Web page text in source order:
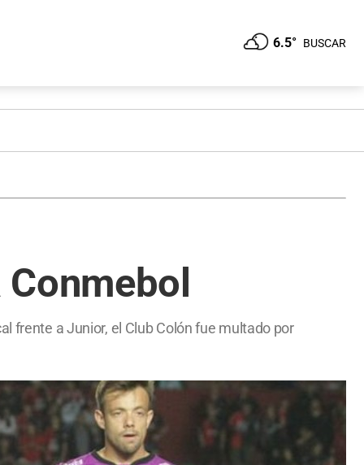
6.5° BUSCAR
frente a Junior, el Club Colón fue multado por